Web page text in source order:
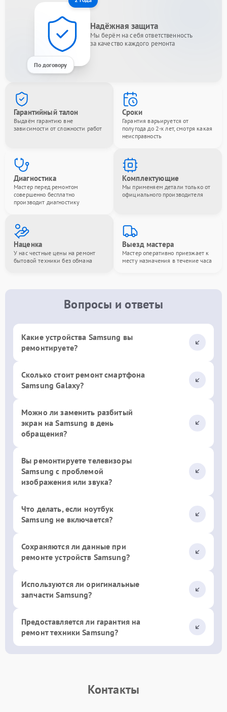
По договору
Надёжная защита
Мы берём на себя ответственность
за качество каждого ремонта
Гарантийный талон
Выдаём гарантию вне
зависимости от сложности работ
Сроки
Гарантия варьируется от
полугода до 2-х лет, смотря какая
неисправность
Диагностика
Мастер перед ремонтом
совершенно бесплатно
производит диагностику
Комплектующие
Мы применяем детали только от
официального производителя
Наценка
У нас честные цены на ремонт
бытовой техники без обмана
Выезд мастера
Мастер оперативно приезжает к
месту назначения в течение часа
Вопросы и ответы
Какие устройства Samsung вы
ремонтируете?
Сколько стоит ремонт смартфона
Samsung Galaxy?
Можно ли заменить разбитый
экран на Samsung в день
обращения?
Вы ремонтируете телевизоры
Samsung с проблемой
изображения или звука?
Что делать, если ноутбук
Samsung не включается?
Сохраняются ли данные при
ремонте устройств Samsung?
Используются ли оригинальные
запчасти Samsung?
Предоставляется ли гарантия на
ремонт техники Samsung?
Контакты